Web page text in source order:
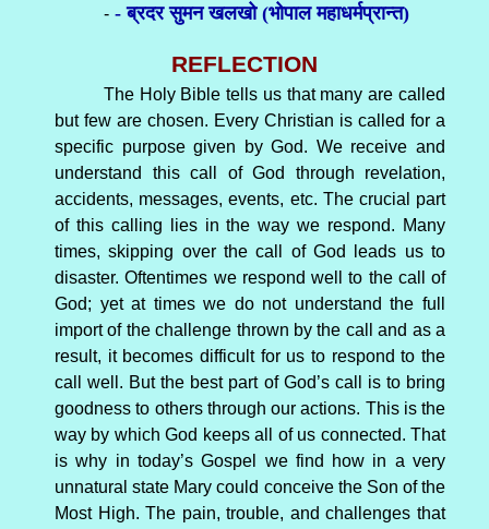
-- ब्रदर सुमन खलखो (भोपाल महाधर्मप्रान्त)
REFLECTION
The Holy Bible tells us that many are called
but few are chosen. Every Christian is called for a
specific purpose given by God. We receive and
understand this call of God through revelation,
accidents, messages, events, etc. The crucial part
of this calling lies in the way we respond. Many
times, skipping over the call of God leads us to
disaster. Oftentimes we respond well to the call of
God; yet at times we do not understand the full
import of the challenge thrown by the call and as a
result, it becomes difficult for us to respond to the
call well. But the best part of God’s call is to bring
goodness to others through our actions. This is the
way by which God keeps all of us connected. That
is why in today’s Gospel we find how in a very
unnatural state Mary could conceive the Son of the
Most High. The pain, trouble, and challenges that